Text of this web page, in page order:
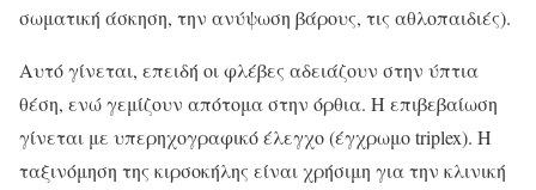
σωματική άσκηση, την ανύψωση βάρους, τις αθλοπαιδιές).
Αυτό γίνεται, επειδή οι φλέβες αδειάζουν στην ύπτια
θέση, ενώ γεμίζουν απότομα στην όρθια. Η επιβεβαίωση
γίνεται με υπερηχογραφικό έλεγχο (έγχρωμο triplex). Η
ταξινόμηση της κιρσοκήλης είναι χρήσιμη για την κλινική